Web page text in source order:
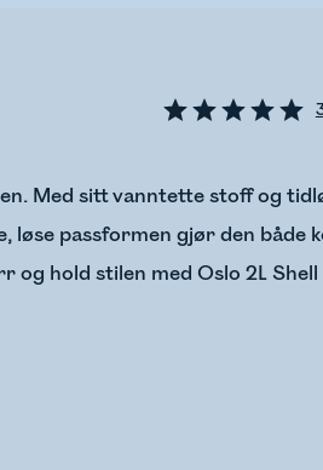
Med sitt vanntette stoff og
løse passformen gjør den både
og hold stilen med Oslo 2L